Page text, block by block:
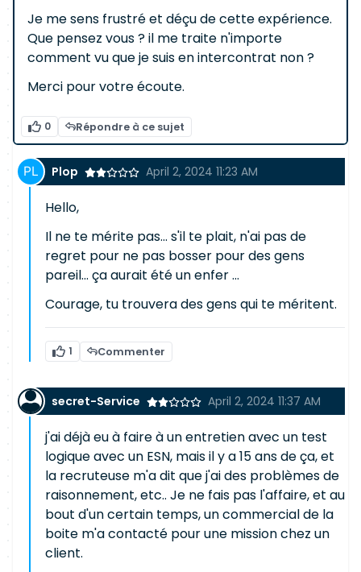
Je me sens frustré et déçu de cette expérience.
Que pensez vous ? il me traite n'importe
comment vu que je suis en intercontrat non ?
Merci pour votre écoute.
0 Répondre à ce sujet
Plop April 2, 2024 11:23 AM
Hello,
Il ne te mérite pas... s'il te plait, n'ai pas de
regret pour ne pas bosser pour des gens
pareil... ça aurait été un enfer ...
Courage, tu trouvera des gens qui te méritent.
1 Commenter
secret-Service April 2, 2024 11:37 AM
j'ai déjà eu à faire à un entretien avec un test
logique avec un ESN, mais il y a 15 ans de ça, et
la recruteuse m'a dit que j'ai des problèmes de
raisonnement, etc.. Je ne fais pas l'affaire, et au
bout d'un certain temps, un commercial de la
boite m'a contacté pour une mission chez un
client.